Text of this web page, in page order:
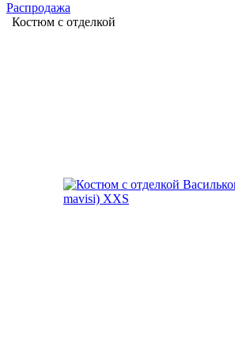
Распродажа
Костюм с отделкой